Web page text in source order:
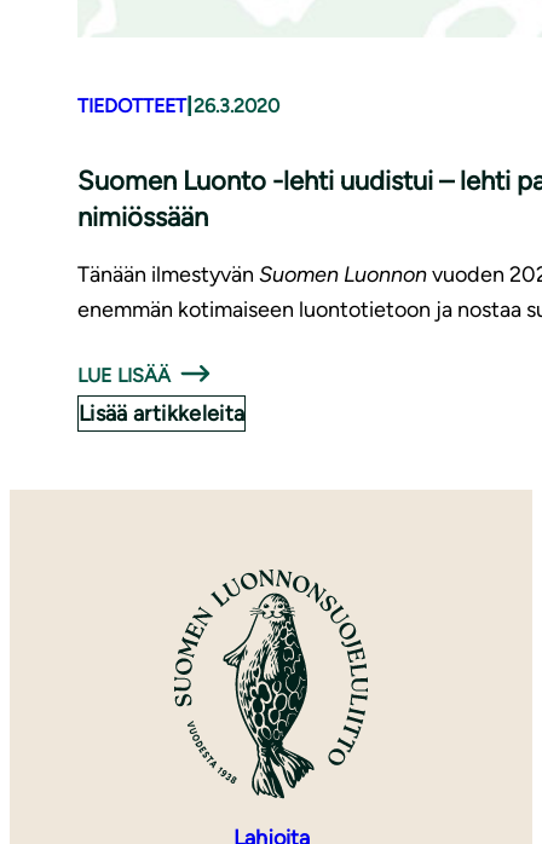
TIEDOTTEET| 26.3.2020
Suomen Luonto -lehti uudistui – lehti
nimiössään
Tänään ilmestyvän Suomen Luonnonvuoden
enemmän kotimaiseen luontotietoon ja nostaa
LUE LISÄÄ
Lisää artikkeleita
Lahjoita